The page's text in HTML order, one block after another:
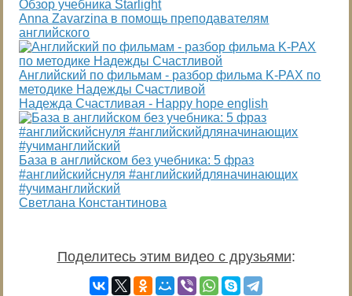
Обзор учебника Starlight
Anna Zavarzina в помощь преподавателям
английского
Английский по фильмам - разбор фильма K-PAX по
методике Надежды Счастливой
Надежда Cчастливая - Happy hope english
База в английском без учебника: 5 фраз
#английскийснуля #английскийдляначинающих
#учиманглийский
Светлана Константинова
Поделитесь этим видео с друзьями: